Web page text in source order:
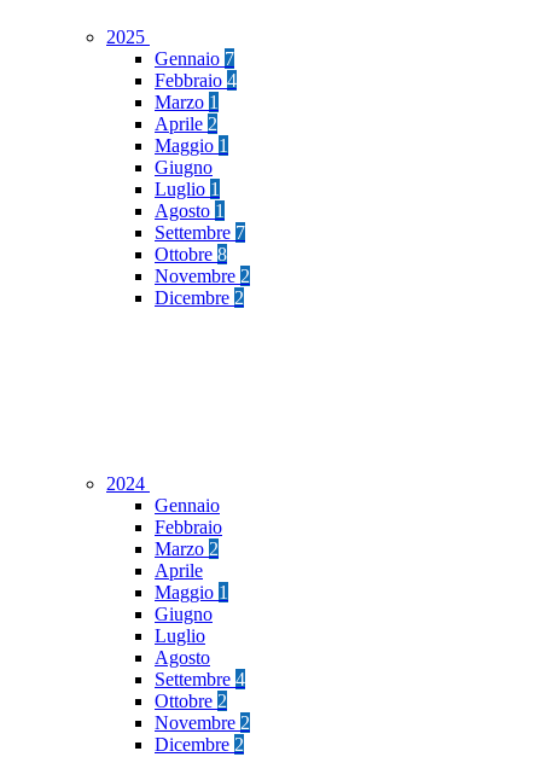
2025
Gennaio 7
Febbraio 4
Marzo 1
Aprile 2
Maggio 1
Giugno
Luglio 1
Agosto 1
Settembre 7
Ottobre 8
Novembre 2
Dicembre 2
2024
Gennaio
Febbraio
Marzo 2
Aprile
Maggio 1
Giugno
Luglio
Agosto
Settembre 4
Ottobre 2
Novembre 2
Dicembre 2